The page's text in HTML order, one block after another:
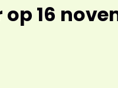
16